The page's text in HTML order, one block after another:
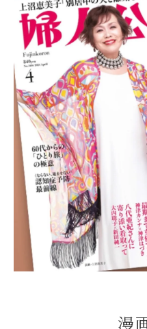
日常生活に取り
リハビリとの相
摂取タイミング
プロが教える摂
サプリの効果を
体調に応じたカ
治療院専用サプリが
説します
身体の自然治癒
日常の活力を高
長期的な健康維
専門家の視点か
漫